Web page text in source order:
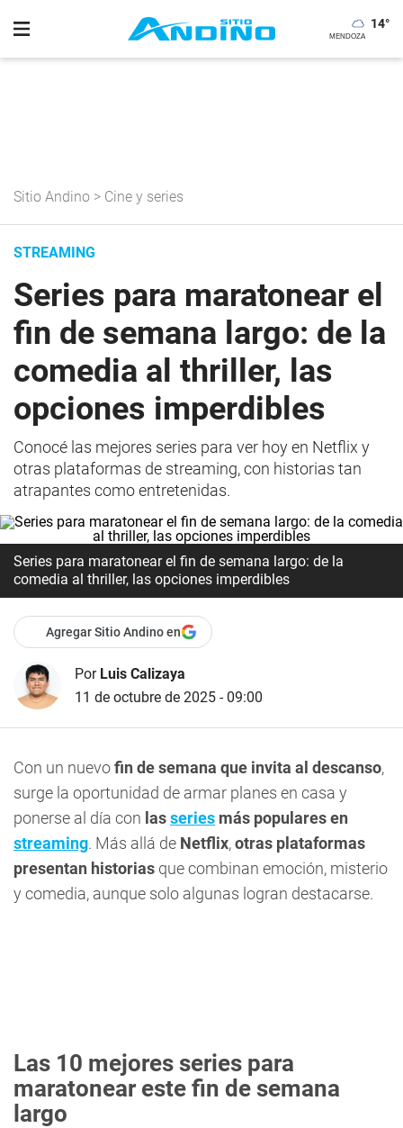
14°
Sitio Andino > Cine y series
STREAMING
Series para maratonear el
fin de semana largo: de la
comedia al thriller, las
opciones imperdibles
Conocé las mejores series para ver hoy en Netflix y
otras plataformas de streaming, con historias tan
atrapantes como entretenidas.
Series para maratonear el fin de semana largo: de la
comedia al thriller, las opciones imperdibles
Agregar Sitio Andino en
Por Luis Calizaya
11 de octubre de 2025 - 09:00
Con un nuevofin de semana que invita al descanso,
surge la oportunidad de armar planes en casa y
ponerse al día con lasseries más populares en
streaming. Más allá de Netflix,otras plataformas
presentan historias que combinan emoción, misterio
y comedia, aunque solo algunas logran destacarse.
Las 10 mejores series para
maratonear este fin de semana
largo